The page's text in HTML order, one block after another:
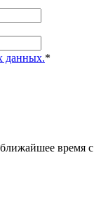
данных.*
время с